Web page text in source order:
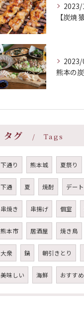
タグ Tags
下通り 熊本城 夏祭り
下通 夏 焼酎 デート
串焼き 串揚げ 個室
熊本市 居酒屋 焼き鳥
大衆 鍋 朝引きとり
美味しい 海鮮 おすすめ